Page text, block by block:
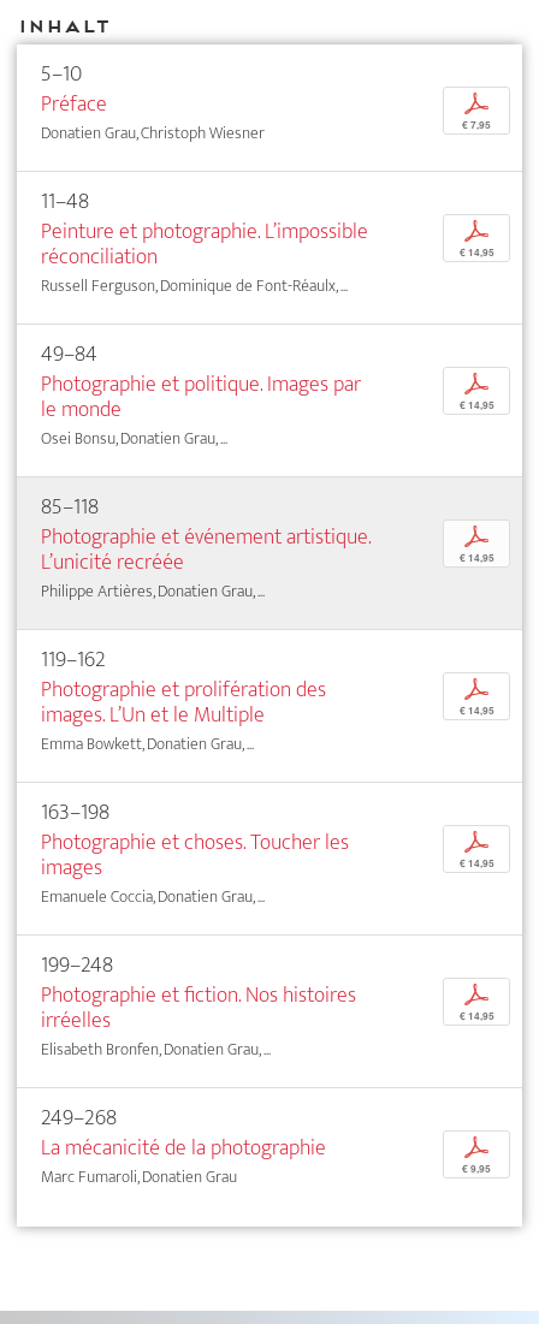
Inhalt
5–10
Préface
Donatien Grau, Christoph Wiesner
p
€ 7,95
11–48
Peinture et photographie. L’impossible
réconciliation
Russell Ferguson, Dominique de Font-Réaulx, ...
p
€ 14,95
49–84
Photographie et politique. Images par
le monde
Osei Bonsu, Donatien Grau, ...
p
€ 14,95
85–118
Photographie et événement artistique.
L’unicité recréée
Philippe Artières, Donatien Grau, ...
p
€ 14,95
119–162
Photographie et prolifération des
images. L’Un et le Multiple
Emma Bowkett, Donatien Grau, ...
p
€ 14,95
163–198
Photographie et choses. Toucher les
images
Emanuele Coccia, Donatien Grau, ...
p
€ 14,95
199–248
Photographie et fiction. Nos histoires
irréelles
Elisabeth Bronfen, Donatien Grau, ...
p
€ 14,95
249–268
La mécanicité de la photographie
Marc Fumaroli, Donatien Grau
p
€ 9,95